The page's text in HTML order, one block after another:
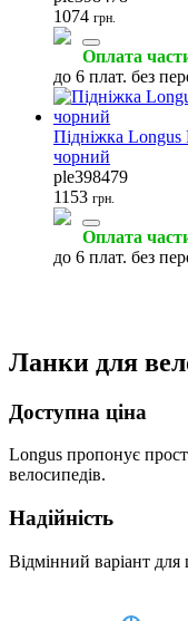
1074 грн.
Оплата
до 6 плат. без
Підніжка
чорний
ple398479
1153 грн.
Оплата
до 6 плат. без
Ланки для
Доступна ціна
Longus пропонує
велосипедів.
Надійність
Відмінний варіант